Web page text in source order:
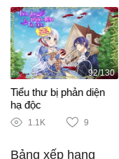
92/130
Tiểu thư bị phản diện
hạ độc
1.1K 9
Bảng xếp hạng